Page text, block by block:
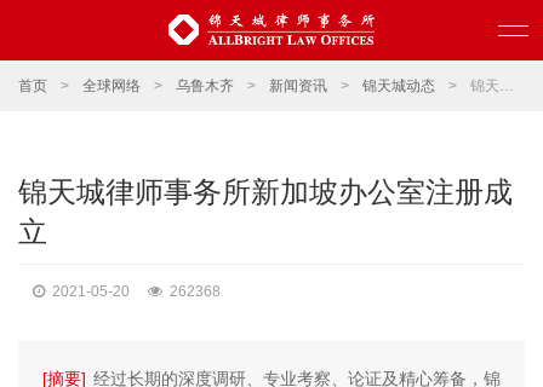
首页 > 全球网络 > 乌鲁木齐 > 新闻资讯 > 锦天城动态 > 锦天城律师事务所新加坡办公室注册成立
锦天城律师事务所新加坡办公室注册成
立
2021-05-20 262368
[摘要] 经过长期的深度调研、专业考察、论证及精心筹备，锦